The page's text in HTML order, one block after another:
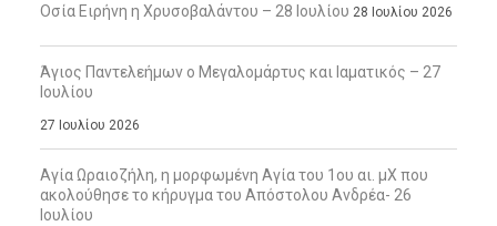
Οσία Ειρήνη η Χρυσοβαλάντου – 28 Ιουλίου 28 Ιουλίου 2026
Άγιος Παντελεήμων ο Μεγαλομάρτυς και Ιαματικός – 27
Ιουλίου
27 Ιουλίου 2026
Αγία Ωραιοζήλη, η μορφωμένη Αγία του 1ου αι. μΧ που
ακολούθησε το κήρυγμα του Απόστολου Ανδρέα- 26
Ιουλίου